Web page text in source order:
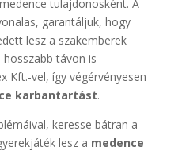
tulajdonosként. A
garantáljuk, hogy
lesz a szakemberek
hosszabb távon is
Kft.-vel, így végérvényesen
karbantartást.
keresse bátran a
lesz a medence